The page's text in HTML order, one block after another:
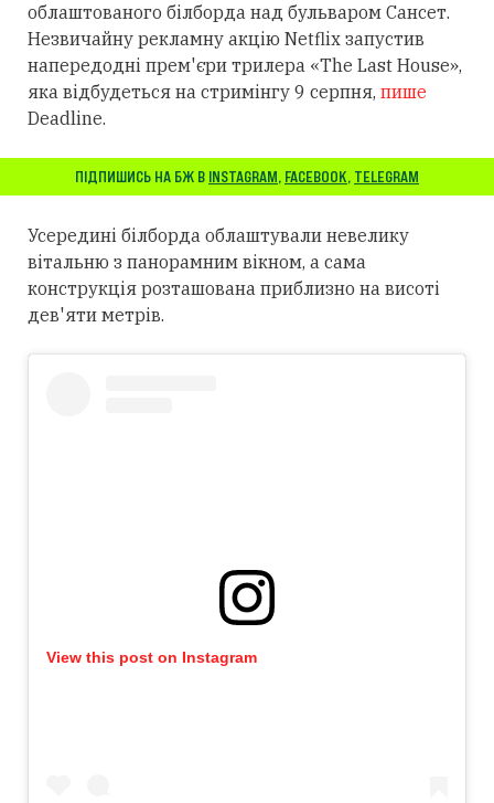
облаштованого білборда над бульваром Сансет.
Незвичайну рекламну акцію Netflix запустив
напередодні прем'єри трилера «The Last House»,
яка відбудеться на стримінгу 9 серпня, пише
Deadline.
ПІДПИШИСЬ НА БЖ В INSTAGRAM, FACEBOOK, TELEGRAM
Усередині білборда облаштували невелику
вітальню з панорамним вікном, а сама
конструкція розташована приблизно на висоті
дев'яти метрів.
View this post on Instagram